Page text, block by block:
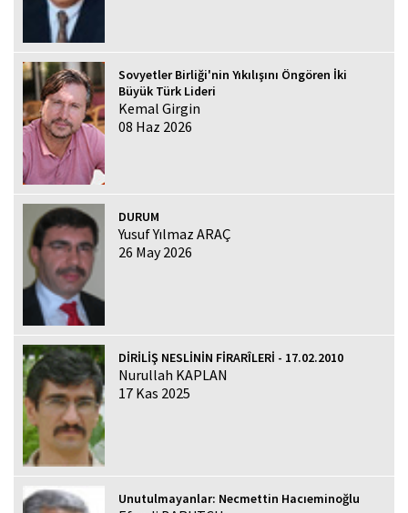
Sovyetler Birliği'nin Yıkılışını Öngören İki
Büyük Türk Lideri
Kemal Girgin
08 Haz 2026
DURUM
Yusuf Yılmaz ARAÇ
26 May 2026
DİRİLİŞ NESLİNİN FİRARÎLERİ - 17.02.2010
Nurullah KAPLAN
17 Kas 2025
Unutulmayanlar: Necmettin Hacıeminoğlu